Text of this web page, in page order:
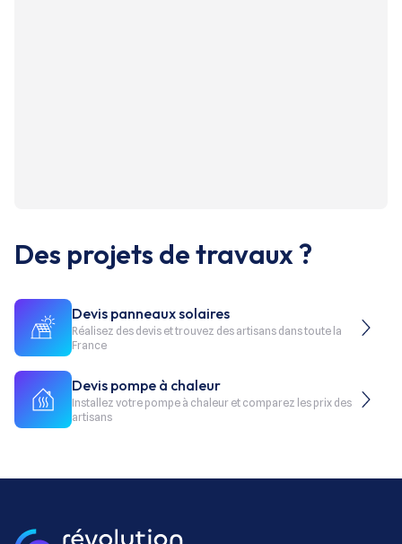
Des projets de travaux ?
Devis panneaux solaires
Réalisez des devis et trouvez des artisans dans toute la
France
Devis pompe à chaleur
Installez votre pompe à chaleur et comparez les prix des
artisans